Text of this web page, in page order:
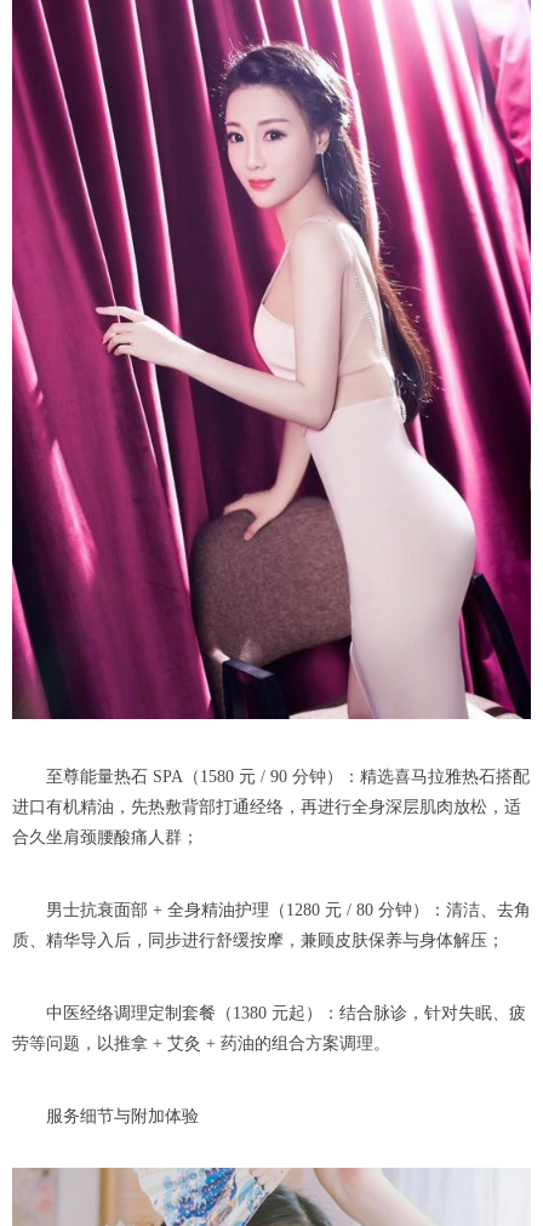
至尊能量热石 SPA（1580 元 / 90 分钟）：精选喜马拉雅热石搭配
进口有机精油，先热敷背部打通经络，再进行全身深层肌肉放松，适
合久坐肩颈腰酸痛人群；
男士抗衰面部 + 全身精油护理（1280 元 / 80 分钟）：清洁、去角
质、精华导入后，同步进行舒缓按摩，兼顾皮肤保养与身体解压；
中医经络调理定制套餐（1380 元起）：结合脉诊，针对失眠、疲
劳等问题，以推拿 + 艾灸 + 药油的组合方案调理。
服务细节与附加体验